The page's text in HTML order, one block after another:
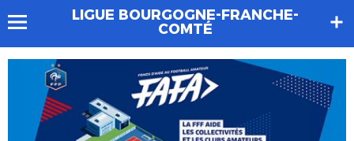
LIGUE BOURGOGNE-FRANCHE-
COMTÉ